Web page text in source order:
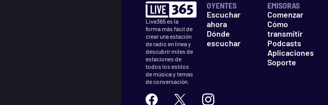
Live365 es la
forma más fácil de
crear una estación
de radio en línea y
descubrir miles de
estaciones de
todos los estilos
de música y temas
de conversación.
OYENTES
Escuchar
ahora
Dónde
escuchar
EMISORAS
Comenzar
Cómo
transmitir
Podcasts
Aplicaciones
Soporte